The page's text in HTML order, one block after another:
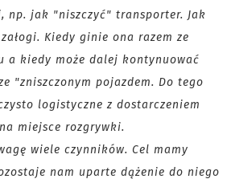
np. jak "niszczyć" transporter. Jak
Kiedy ginie ona razem ze
a kiedy może dalej kontynuować
"zniszczonym pojazdem. Do tego
logistyczne z dostarczeniem
miejsce rozgrywki.
wiele czynników. Cel mamy
nam uparte dążenie do niego